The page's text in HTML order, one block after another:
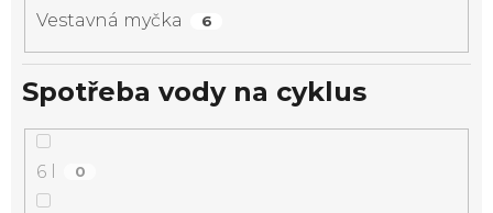
Vestavná myčka 6
Spotřeba vody na cyklus
6 l 0